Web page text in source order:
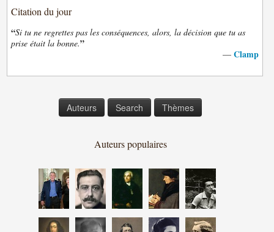
Citation du jour
“Si tu ne regrettes pas les conséquences, alors, la décision que tu as
prise était la bonne.”
— Clamp
Auteurs Search Thèmes
Auteurs populaires